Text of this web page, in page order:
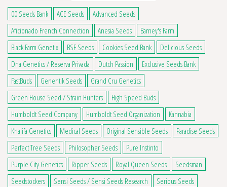
00 Seeds Bank ACE Seeds
Advanced Seeds
Aficionado French Connection
Anesia Seeds
Barney's Farm
Black Farm Genetix
BSF Seeds Cookies Seed Bank
Delicious Seeds
Dna Genetics / Reserva Privada
Dutch Passion
Exclusive Seeds Bank
FastBuds
Genehtik Seeds
Grand Cru Genetics
Green House Seed / Strain Hunters
High Speed Buds
Humboldt Seed Company
Humboldt Seed Organization
Kannabia
Khalifa Genetics
Medical Seeds Original Sensible Seeds
Paradise Seeds
Perfect Tree Seeds
Philosopher Seeds
Pure Instinto
Purple City Genetics
Ripper Seeds Royal Queen Seeds
Seedsman
Seedstockers
Sensi Seeds / Sensi Seeds Research
Serious Seeds